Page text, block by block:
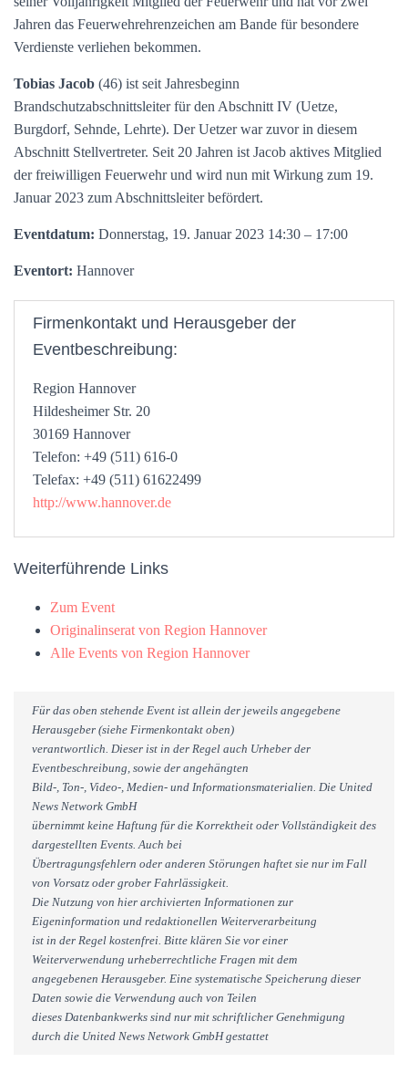
Jahren das Feuerwehrehrenzeichen am Bande für besondere
Verdienste verliehen bekommen.
Tobias Jacob (46) ist seit Jahresbeginn
Brandschutzabschnittsleiter für den Abschnitt IV (Uetze,
Burgdorf, Sehnde, Lehrte). Der Uetzer war zuvor in diesem
Abschnitt Stellvertreter. Seit 20 Jahren ist Jacob aktives Mitglied
der freiwilligen Feuerwehr und wird nun mit Wirkung zum 19.
Januar 2023 zum Abschnittsleiter befördert.
Eventdatum: Donnerstag, 19. Januar 2023 14:30 – 17:00
Eventort: Hannover
Firmenkontakt und Herausgeber der
Eventbeschreibung:
Region Hannover
Hildesheimer Str. 20
30169 Hannover
Telefon: +49 (511) 616-0
Telefax: +49 (511) 61622499
http://www.hannover.de
Weiterführende Links
Zum Event
Originalinserat von Region Hannover
Alle Events von Region Hannover
Für das oben stehende Event ist allein der jeweils angegebene
Herausgeber (siehe Firmenkontakt oben)
verantwortlich. Dieser ist in der Regel auch Urheber der
Eventbeschreibung, sowie der angehängten
Bild-, Ton-, Video-, Medien- und Informationsmaterialien. Die United
News Network GmbH
übernimmt keine Haftung für die Korrektheit oder Vollständigkeit des
dargestellten Events. Auch bei
Übertragungsfehlern oder anderen Störungen haftet sie nur im Fall
von Vorsatz oder grober Fahrlässigkeit.
Die Nutzung von hier archivierten Informationen zur
Eigeninformation und redaktionellen Weiterverarbeitung
ist in der Regel kostenfrei. Bitte klären Sie vor einer
Weiterverwendung urheberrechtliche Fragen mit dem
angegebenen Herausgeber. Eine systematische Speicherung dieser
Daten sowie die Verwendung auch von Teilen
dieses Datenbankwerks sind nur mit schriftlicher Genehmigung
durch die United News Network GmbH gestattet